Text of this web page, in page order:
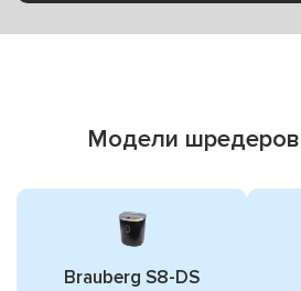
Модели
Brauberg S8-DS